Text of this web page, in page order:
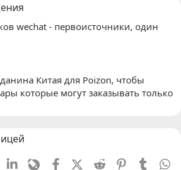
wechat - первоисточники, один
Китая для Poizon, чтобы
которые могут заказывать только
BloggerLinkedin
LivejournalFacebookX (Twitter)
Reddit PinterestTumblr